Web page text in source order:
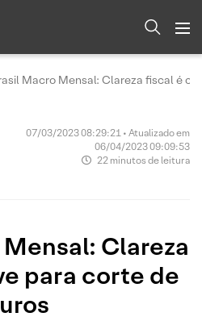
Macro Mensal: Clareza fiscal é
07/03/2023 08:29:21 • Atualizado em
06/04/2023 09:09:53
22 minutos de leitura
Clareza
para corte de